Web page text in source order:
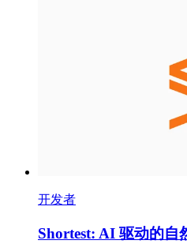
开发者
Shortest: AI 驱动的自